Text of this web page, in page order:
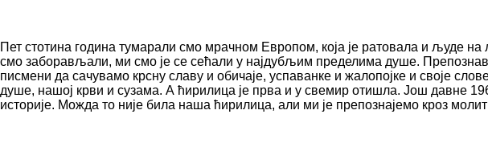
Пет стотина година тумарали смо мрачном Европом, која је ратовала и људе
смо заборављали, ми смо је се сећали у најдубљим пределима душе.
писмени да сачувамо крсну славу и обичаје, успаванке и жалопојке и своје
душе, нашој крви и сузама. А ћирилица је прва и у свемир отишла. Још давне
историје. Можда то није била наша ћирилица, али ми је препознајемо кроз